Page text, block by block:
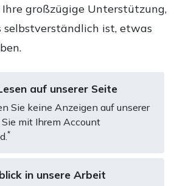
großzügige Unterstützung,
selbstverständlich ist, etwas
auf unserer Seite
Sie keine Anzeigen auf unserer
mit Ihrem Account
*
in unsere Arbeit